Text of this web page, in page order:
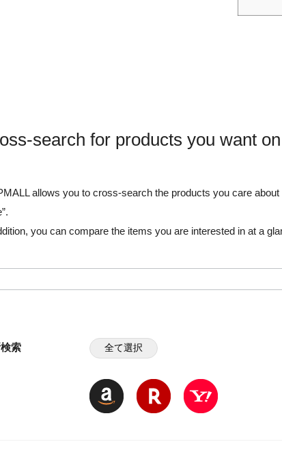
search for products you want on
allows you to cross-search the products you care
you can compare the items you are interested in at a
索 全て選択